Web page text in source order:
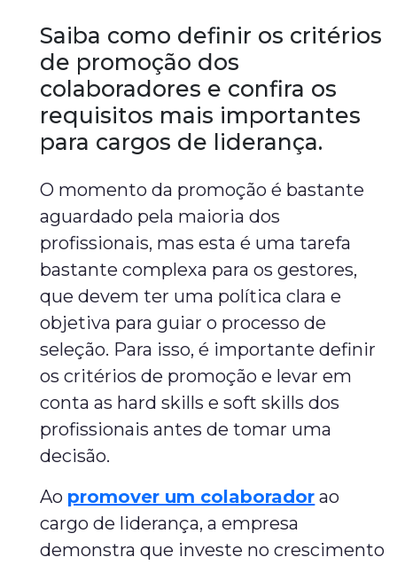
Saiba como definir os critérios
de promoção dos
colaboradores e confira os
requisitos mais importantes
para cargos de liderança.
O momento da promoção é bastante
aguardado pela maioria dos
profissionais, mas esta é uma tarefa
bastante complexa para os gestores,
que devem ter uma política clara e
objetiva para guiar o processo de
seleção. Para isso, é importante definir
os critérios de promoção e levar em
conta as hard skills e soft skills dos
profissionais antes de tomar uma
decisão.
Ao promover um colaborador ao
cargo de liderança, a empresa
demonstra que investe no crescimento